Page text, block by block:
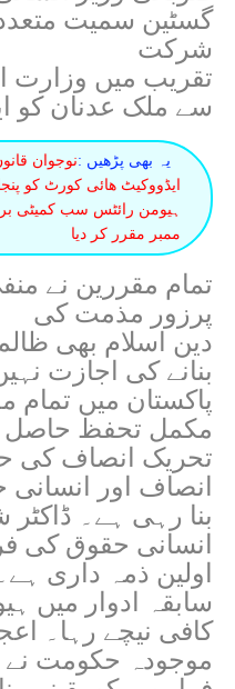
گسٹین سمیت
شرکت
تقریب میں وزارت
سے ملک عدنان کو
یہ بھی پڑھیں :نوجوان
ایڈووکیٹ ھائی کورٹ کو
ہیومن رائٹس سب کمیٹی
ممبر مقرر کر دیا
تمام مقررین نے
پرزور مذمت کی
دین اسلام بھی
بنانے کی اجازت
پاکستان میں تمام
مکمل تحفظ حاصل
تحریک انصاف کی
انصاف اور
بنا رہی ہے۔ ڈاکٹر
انسانی حقوق کی
اولین ذمہ داری
سابقہ ادوار میں
کافی نیچے رہا۔
موجودہ حکومت